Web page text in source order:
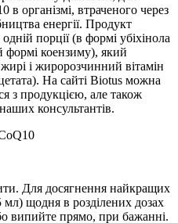
в організмі, втраченого через
енергії. Продукт
порції (в формі убіхінола
формі коензиму), який
і жиророзчинний вітамін
На сайті Biotus можна
з продукцією, але також
консультантів.
Для досягнення найкращих
мл) щодня в розділених дозах
випийте прямо, при бажанні.